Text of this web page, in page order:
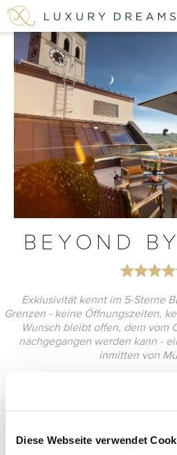
Diese Webseite verwendet
BEYOND
Exklusivität kennt im 5-Sterne
Grenzen - keine Öffnungszeiten,
Wunsch bleibt offen, dem vom
nachgegangen werden kann -
inmitten von